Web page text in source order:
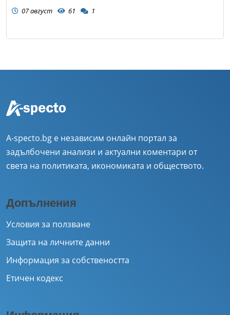
07 август 61 1
A-specto.bg е независим онлайн портал за
задълбочени анализи и актуални коментари от
света на политиката, икономиката и обществото.
Допълнения
Условия за ползване
Защита на личните данни
Информация за собствеността
Етичен кодекс